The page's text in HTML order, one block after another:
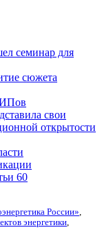
семинар для
сюжета
свои
открытости
60
России»
энергетики